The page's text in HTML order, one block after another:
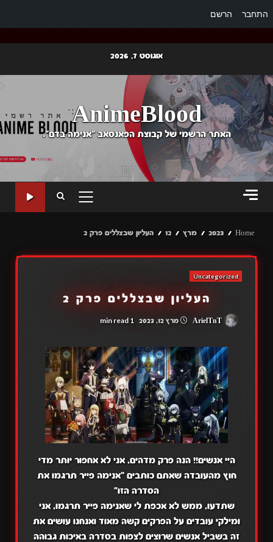
התחבר הרשם
content
אוגוסט 7, 2026
AnimeBlood
האתר הרשמי של קבוצת הפאנסאב "אנימה בדם".
PRIMARY
Home
2023 מרץ 12 העליון שבצללים פרק 2
Uncategorized
העליון שבצללים פרק 2
ArielTnT מרץ 12, 2023 1 min read
היי אנשים!! הנה פרק מדהים, אני לא אחפור יותר מדי
חוץ מהעובדה שאתם כותבים "אנימה פייר תרגמו את
הסדרה הזו"
שתדעו, ממש לא אכפת לי שאנימה פייר תרגמו, אני
ומילקי עובדים על הפרקים קשה מאוד ואנחנו עושים את
זה בשביל אנשים שרוצים לצפות בסדרה באיכות גבוהה